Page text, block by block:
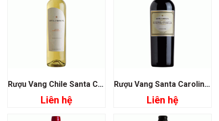
Rượu Vang Chile Santa Carolina Late Harvest Sauvignon Blanc
Liên hệ
Rượu Vang Santa Carolina Reserva De Familia Carmenere
Liên hệ